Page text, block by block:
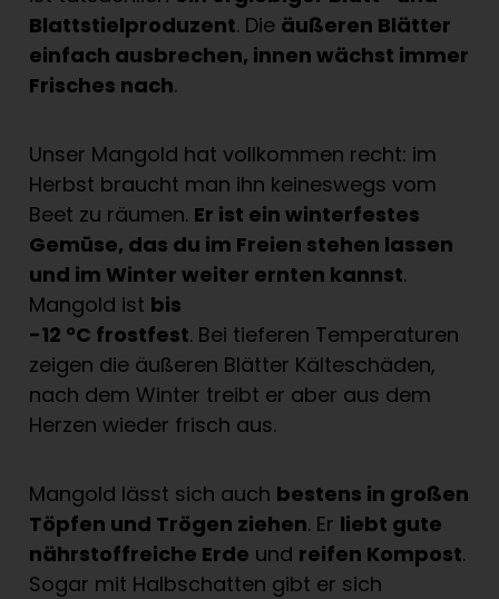
Blattstielproduzent. Die äußeren Blätter
einfach ausbrechen, innen wächst immer
Frisches nach.
Unser Mangold hat vollkommen recht: im
Herbst braucht man ihn keineswegs vom
Beet zu räumen. Er ist ein winterfestes
Gemüse, das du im Freien stehen lassen
und im Winter weiter ernten kannst.
Mangold ist bis
-12 °C frostfest. Bei tieferen Temperaturen
zeigen die äußeren Blätter Kälteschäden,
nach dem Winter treibt er aber aus dem
Herzen wieder frisch aus.
Mangold lässt sich auch bestens in großen
Töpfen und Trögen ziehen. Er liebt gute
nährstoffreiche Erde und reifen Kompost.
Sogar mit Halbschatten gibt er sich